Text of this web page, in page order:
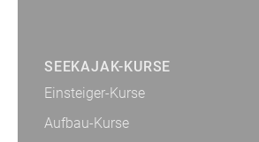
SEEKAJAK-KURSE
Einsteiger-Kurse
Aufbau-Kurse